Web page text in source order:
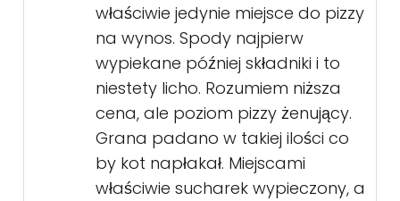
właściwie jedynie miejsce do pizzy
na wynos. Spody najpierw
wypiekane później składniki i to
niestety licho. Rozumiem niższa
cena, ale poziom pizzy żenujący.
Grana padano w takiej ilości co
by kot napłakał. Miejscami
właściwie sucharek wypieczony, a